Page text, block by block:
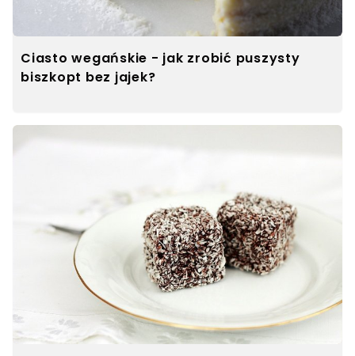
Ciasto wegańskie - jak zrobić puszysty
biszkopt bez jajek?